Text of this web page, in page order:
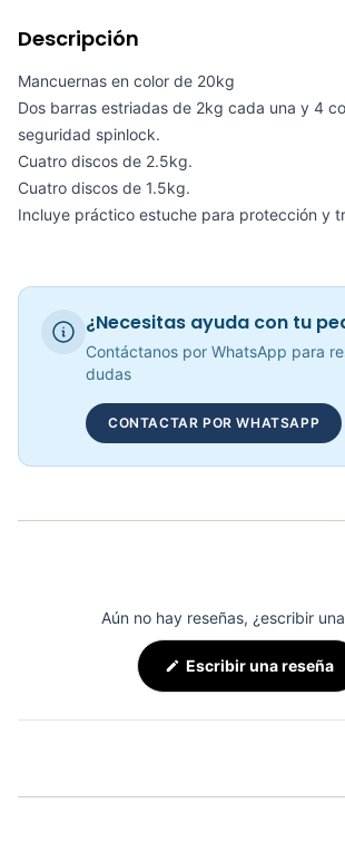
COP 316,307.00
COP 340,309.00
Mancuerna 90 LB
COP 886,920.00
Descripción
Mancuernas en color de 20kg
Dos barras estriadas de 2kg cada una y 4
seguridad spinlock.
Cuatro discos de 2.5kg.
Cuatro discos de 1.5kg.
Incluye práctico estuche para protección y
¿Necesitas ayuda con tu
Contáctanos por WhatsApp para
dudas
CONTACTAR POR WHATSAPP
Aún no hay reseñas, ¿escribir
Escribir una reseña